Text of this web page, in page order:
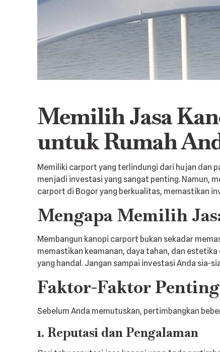
Memilih Jasa
untuk Rumah
Memiliki carport yang terlindungi dari hujan dan
menjadi investasi yang sangat penting. Namun,
carport di Bogor yang berkualitas, memastikan
Mengapa Memilih
Membangun kanopi carport bukan sekadar
memastikan keamanan, daya tahan, dan
yang handal. Jangan sampai investasi Anda sia-
Faktor-Faktor
Sebelum Anda memutuskan, pertimbangkan
1. Reputasi dan Pengalaman